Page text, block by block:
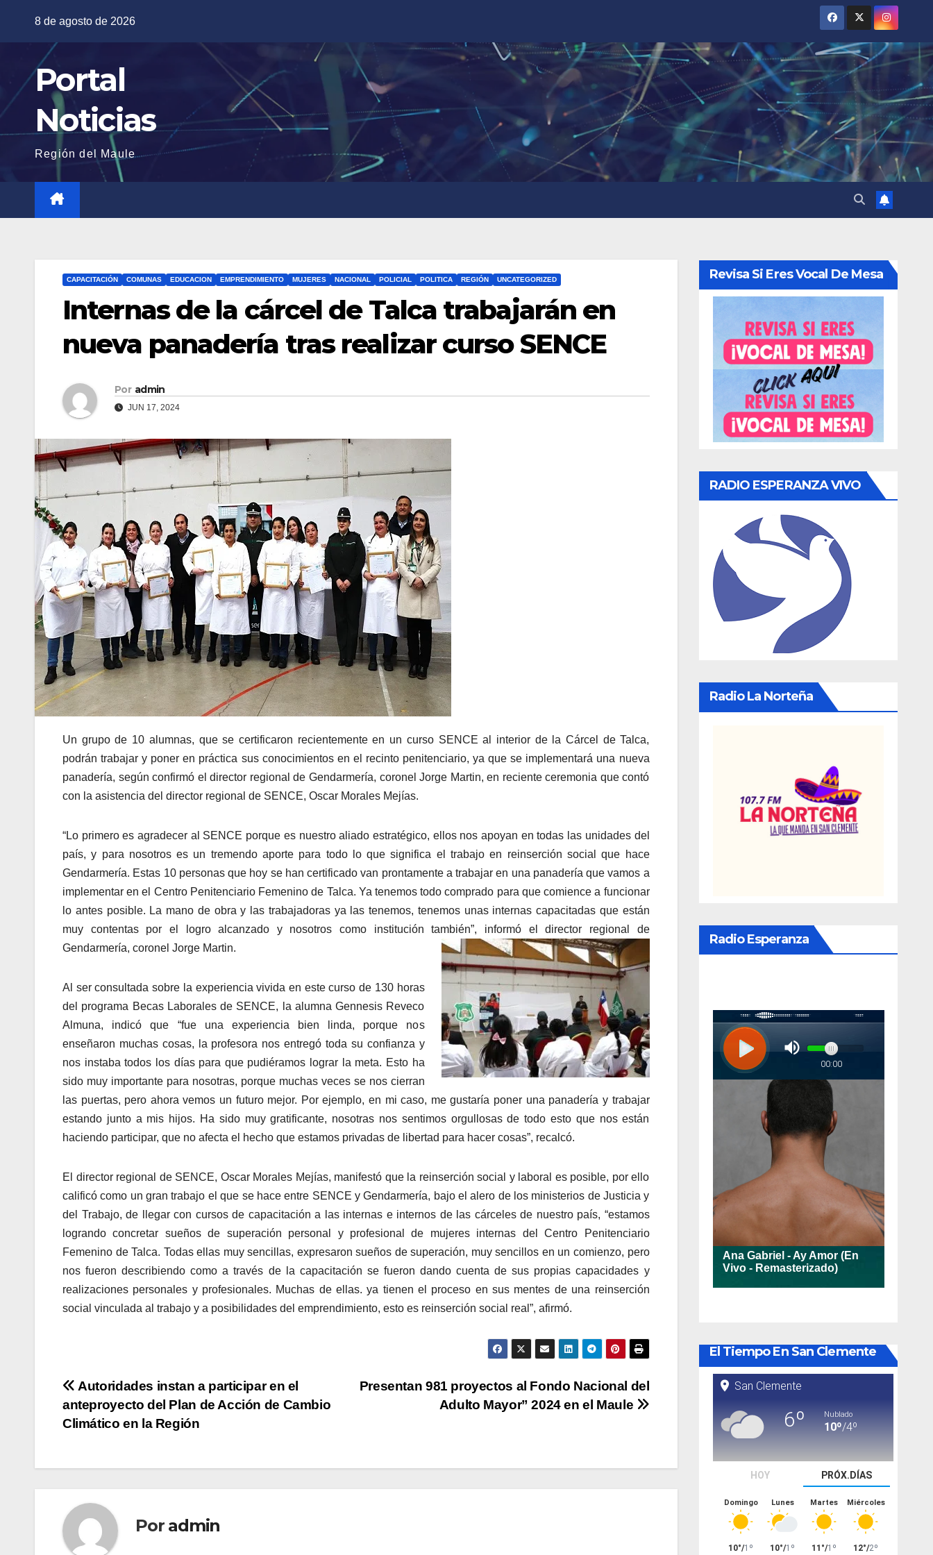
contenido
8 de agosto de 2026
Portal
Noticias
Región del Maule
CAPACITACIÓN COMUNAS EDUCACION EMPRENDIMIENTO MUJERES NACIONAL POLICIAL POLITICA REGIÓN UNCATEGORIZED
Internas de la cárcel de Talca trabajarán en
nueva panadería tras realizar curso SENCE
Por admin
JUN 17, 2024
Un grupo de 10 alumnas, que se certificaron recientemente en un curso SENCE al interior de la Cárcel de Talca,
podrán trabajar y poner en práctica sus conocimientos en el recinto penitenciario, ya que se implementará una nueva
panadería, según confirmó el director regional de Gendarmería, coronel Jorge Martin, en reciente ceremonia que contó
con la asistencia del director regional de SENCE, Oscar Morales Mejías.
“Lo primero es agradecer al SENCE porque es nuestro aliado estratégico, ellos nos apoyan en todas las unidades del
país, y para nosotros es un tremendo aporte para todo lo que significa el trabajo en reinserción social que hace
Gendarmería. Estas 10 personas que hoy se han certificado van prontamente a trabajar en una panadería que vamos a
implementar en el Centro Penitenciario Femenino de Talca. Ya tenemos todo comprado para que comience a funcionar
lo antes posible. La mano de obra y las trabajadoras ya las tenemos, tenemos unas internas capacitadas que están
muy contentas por el logro alcanzado y nosotros como institución también”, informó el director regional de
Gendarmería, coronel Jorge Martin.
Al ser consultada sobre la experiencia vivida en este curso de 130 horas
del programa Becas Laborales de SENCE, la alumna Gennesis Reveco
Almuna, indicó que “fue una experiencia bien linda, porque nos
enseñaron muchas cosas, la profesora nos entregó toda su confianza y
nos instaba todos los días para que pudiéramos lograr la meta. Esto ha
sido muy importante para nosotras, porque muchas veces se nos cierran
las puertas, pero ahora vemos un futuro mejor. Por ejemplo, en mi caso, me gustaría poner una panadería y trabajar
estando junto a mis hijos. Ha sido muy gratificante, nosotras nos sentimos orgullosas de todo esto que nos están
haciendo participar, que no afecta el hecho que estamos privadas de libertad para hacer cosas”, recalcó.
El director regional de SENCE, Oscar Morales Mejías, manifestó que la reinserción social y laboral es posible, por ello
calificó como un gran trabajo el que se hace entre SENCE y Gendarmería, bajo el alero de los ministerios de Justicia y
del Trabajo, de llegar con cursos de capacitación a las internas e internos de las cárceles de nuestro país, “estamos
logrando concretar sueños de superación personal y profesional de mujeres internas del Centro Penitenciario
Femenino de Talca. Todas ellas muy sencillas, expresaron sueños de superación, muy sencillos en un comienzo, pero
nos fueron describiendo como a través de la capacitación se fueron dando cuenta de sus propias capacidades y
realizaciones personales y profesionales. Muchas de ellas. ya tienen el proceso en sus mentes de una reinserción
social vinculada al trabajo y a posibilidades del emprendimiento, esto es reinserción social real”, afirmó.
Navegación
de
Presentan 981 proyectos al Fondo Nacional del
Adulto Mayor” 2024 en el Maule
Autoridades instan a participar en el
anteproyecto del Plan de Acción de Cambio
Climático en la Región
Por admin
Revisa Si Eres Vocal De Mesa
RADIO ESPERANZA VIVO
Radio La Norteña
Radio Esperanza
El Tiempo En San Clemente